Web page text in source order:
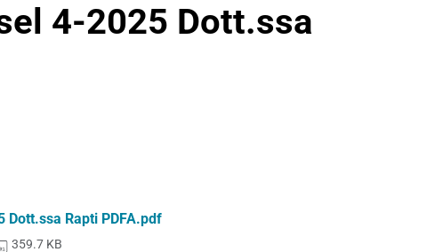
4-2025 Dott.ssa
Dott.ssa Rapti PDFA.pdf
359.7 KB